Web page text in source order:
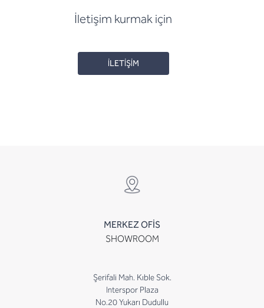
İletişim kurmak için
İLETİŞİM
MERKEZ OFİS
SHOWROOM
Şerifali Mah. Kıble Sok.
Interspor Plaza
No.20 Yukarı Dudullu